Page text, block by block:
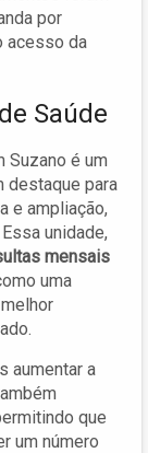
por
acesso da
Saúde
Suzano é um
destaque para
e ampliação,
unidade,
mensais
uma
aumentar a
que
um número